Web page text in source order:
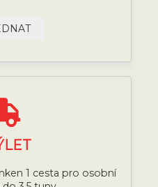
1 cesta pro osobní